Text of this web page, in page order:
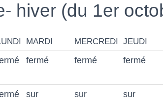
hiver (du 1er
MARDI MERCREDI JEUDI
fermé fermé fermé
sur
sur
sur